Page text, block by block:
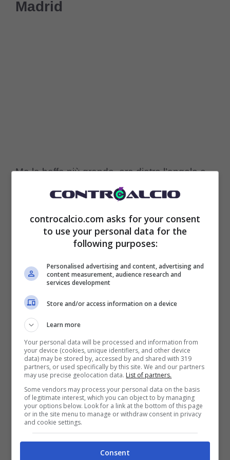
Madrid
Ma la beffa più grande, era dietro l’angolo e
per di più anche prevista, vista la situazione,
Juventus , uno di quei giocatori che è
stato pagato 70 milioni di euro e sta andando
via a zero. Con iprocuratoric’è stato più di
un incontro, con qualche speranza di
apertura, ma è sull’offerta che è necessario
lavorare. Si parte da una base impossibile di
12 milioni l’anno, con la Juve che è arrivata a
poco meno della metà.
In un certo senso è come se laJuve
dovesse ricomprarlo e questo significa dare
tanti soldi al giocatore ma anche ai
controcalcio.com asks for your consent
to use your personal data for the
following purposes:
Personalised advertising and content, advertising and
content measurement, audience research and
services development
Store and/or access information on a device
Learn more
Your personal data will be processed and information from
your device (cookies, unique identifiers, and other device
data) may be stored by, accessed by and shared with 319
partners, or used specifically by this site. We and our partners
may use precise geolocation data. List of partners.
Some vendors may process your personal data on the basis
of legitimate interest, which you can object to by managing
your options below. Look for a link at the bottom of this page
or in the site menu to manage or withdraw consent in privacy
and cookie settings.
Consent